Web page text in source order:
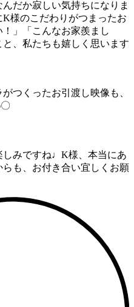
だか寂しい気持ちになりま
様のこだわりがつまったお
」「こんなお家羨まし
、私たちも嬉しく思います
つくったお引渡し映像も、
〇
しみですね♩K様、本当にあ
も、お付き合い宜しくお願